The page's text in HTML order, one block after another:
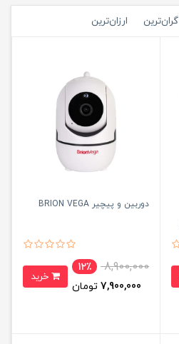
گران‌ترین ارزان‌ترین
دوربین و پیچیر BRION VEGA
8,900,000
12٪
7,900,000 تومان